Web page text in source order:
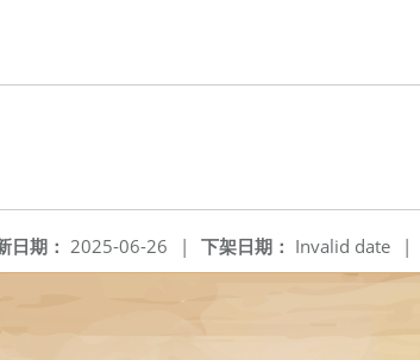
下架日期： Invalid date |
日期： 2025-06-26 |